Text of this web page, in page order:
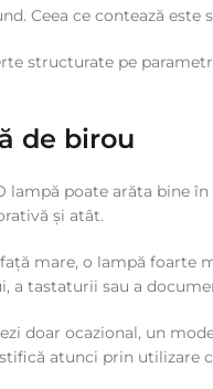
Ceea ce contează
structurate pe
de birou
lampă poate arăta bine
și atât.
mare, o lampă
a tastaturii sau a
doar ocazional, un
atunci prin utilizare